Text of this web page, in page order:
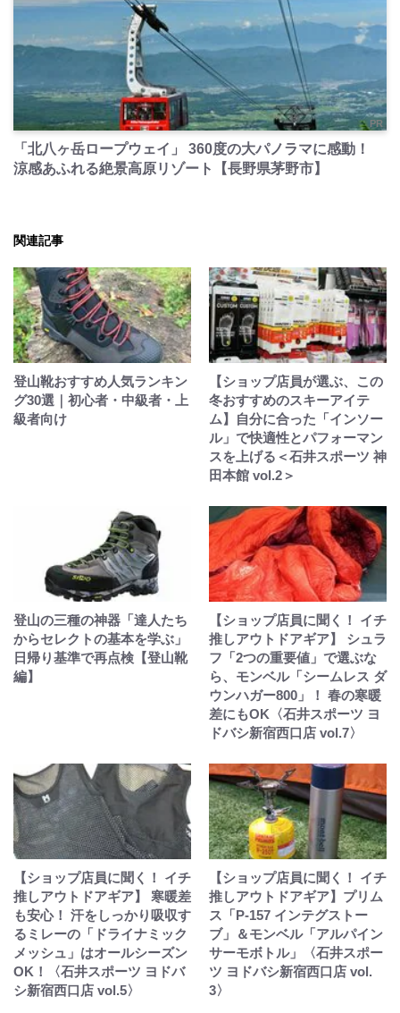
PR
「北八ヶ岳ロープウェイ」 360度の大パノラマに感動！
涼感あふれる絶景高原リゾート【長野県茅野市】
関連記事
登山靴おすすめ人気ランキン
グ30選｜初心者・中級者・上
級者向け
【ショップ店員が選ぶ、この
冬おすすめのスキーアイテ
ム】自分に合った「インソー
ル」で快適性とパフォーマン
スを上げる＜石井スポーツ 神
田本館 vol.2＞
登山の三種の神器「達人たち
からセレクトの基本を学ぶ」
日帰り基準で再点検【登山靴
編】
【ショップ店員に聞く！ イチ
推しアウトドアギア】 シュラ
フ「2つの重要値」で選ぶな
ら、モンベル「シームレス ダ
ウンハガー800」！ 春の寒暖
差にもOK〈石井スポーツ ヨ
ドバシ新宿西口店 vol.7〉
【ショップ店員に聞く！ イチ
推しアウトドアギア】 寒暖差
も安心！ 汗をしっかり吸収す
るミレーの「ドライナミック
メッシュ」はオールシーズン
OK！〈石井スポーツ ヨドバ
シ新宿西口店 vol.5〉
【ショップ店員に聞く！ イチ
推しアウトドアギア】プリム
ス「P-157 インテグストー
ブ」＆モンベル「アルパイン
サーモボトル」〈石井スポー
ツ ヨドバシ新宿西口店 vol.
3〉